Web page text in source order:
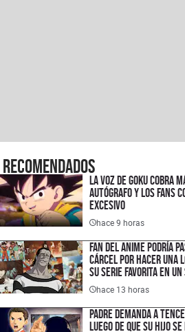
Recomendados
La voz de Goku cobra
autógrafo y los fans
excesivo
hace 9 horas
Fan del anime podría
cárcel por hacer una
su serie favorita en
hace 13 horas
Padre demanda a
luego de que su hijo